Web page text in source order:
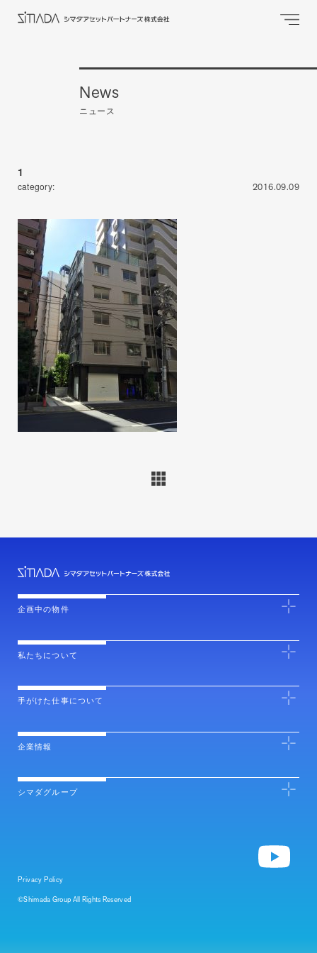
News
ニュース
1
category: 2016.09.09
企画中の物件
私たちについて
手がけた仕事について
企業情報
シマダグループ
Privacy Policy
©Shimada Group All Rights Reserved